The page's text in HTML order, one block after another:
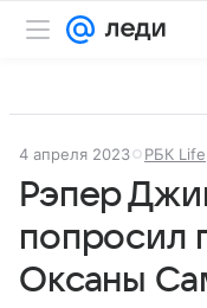
4 апреля 2023 РБК Life
Рэпер
попросил
Оксаны